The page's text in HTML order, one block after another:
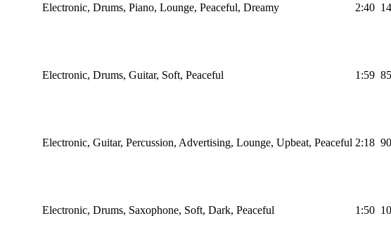
Electronic, Drums, Piano, Lounge, Peaceful, Dreamy 2:40
Electronic, Drums, Guitar, Soft, Peaceful 1:59 85
Electronic, Guitar, Percussion, Advertising, Lounge, Upbeat, Peaceful 2:18 90
Electronic, Drums, Saxophone, Soft, Dark, Peaceful 1:50